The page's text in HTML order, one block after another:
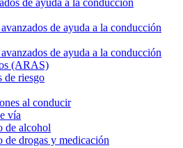
de ayuda a la conducción
avanzados de ayuda a la conducción
avanzados de ayuda a la conducción
(ARAS)
de riesgo
al conducir
vía
de alcohol
de drogas y medicación